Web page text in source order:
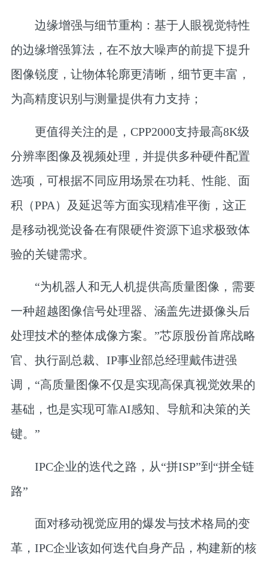
边缘增强与细节重构： 基于人眼视觉特性
的边缘增强算法，在不放大噪声的前提下提升
图像锐度，让物体轮廓更清晰，细节更丰富，
为高精度识别与测量提供有力支持；
更值得关注的是，CPP2000支持最高8K级
分辨率图像及视频处理，并提供多种硬件配置
选项，可根据不同应用场景在功耗、性能、面
积（PPA）及延迟等方面实现精准平衡，这正
是移动视觉设备在有限硬件资源下追求极致体
验的关键需求。
“为机器人和无人机提供高质量图像，需要
一种超越图像信号处理器、涵盖先进摄像头后
处理技术的整体成像方案。”芯原股份首席战略
官、执行副总裁、IP事业部总经理戴伟进强
调，“高质量图像不仅是实现高保真视觉效果的
基础，也是实现可靠AI感知、导航和决策的关
键。”
IPC企业的迭代之路， 从“拼ISP”到“拼全链
路”
面对移动视觉应用的爆发与技术格局的变
革，IPC企业该如何迭代自身产品，构建新的核